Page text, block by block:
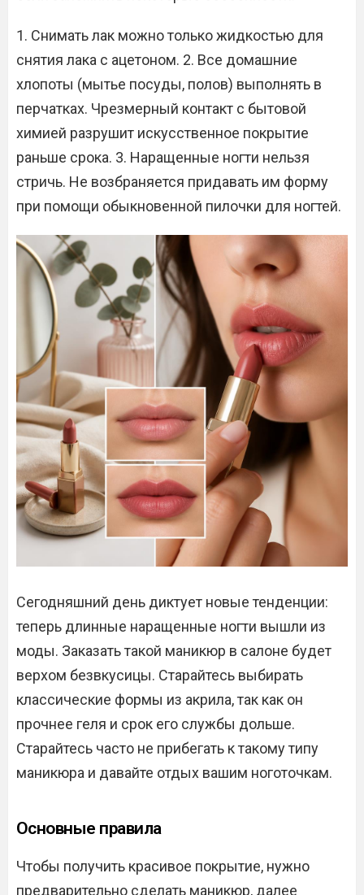
1. Снимать лак можно только жидкостью для
снятия лака с ацетоном. 2. Все домашние
хлопоты (мытье посуды, полов) выполнять в
перчатках. Чрезмерный контакт с бытовой
химией разрушит искусственное покрытие
раньше срока. 3. Наращенные ногти нельзя
стричь. Не возбраняется придавать им форму
при помощи обыкновенной пилочки для ногтей.
Сегодняшний день диктует новые тенденции:
теперь длинные наращенные ногти вышли из
моды. Заказать такой маникюр в салоне будет
верхом безвкусицы. Старайтесь выбирать
классические формы из акрила, так как он
прочнее геля и срок его службы дольше.
Старайтесь часто не прибегать к такому типу
маникюра и давайте отдых вашим ноготочкам.
Основные правила
Чтобы получить красивое покрытие, нужно
предварительно сделать маникюр, далее